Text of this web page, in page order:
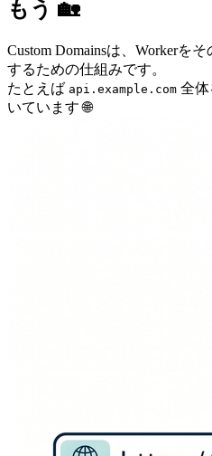
もう 🏡
Custom Domainsは、Workerを
するための仕組みです。
たとえば api.example.com 全体
いています 🌐